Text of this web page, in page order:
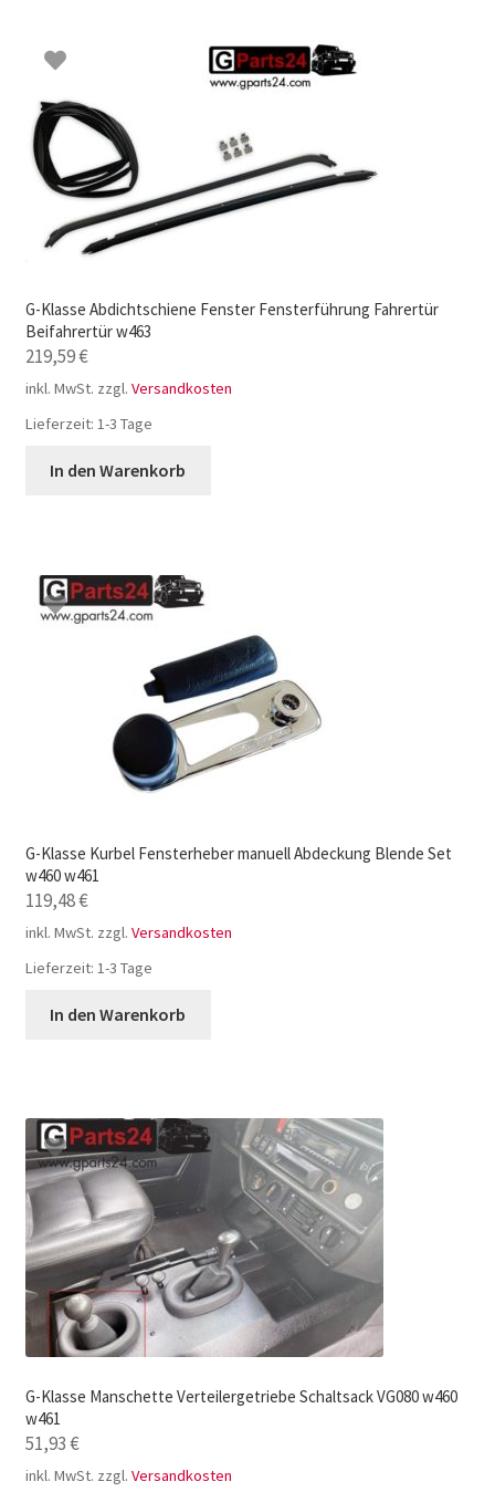
G-Klasse Abdichtschiene Fenster Fensterführung Fahrertür
Beifahrertür w463
219,59€
inkl. MwSt. zzgl. Versandkosten
Lieferzeit: 1-3 Tage
In den Warenkorb
G-Klasse Kurbel Fensterheber manuell Abdeckung Blende Set
w460 w461
119,48€
inkl. MwSt. zzgl. Versandkosten
Lieferzeit: 1-3 Tage
In den Warenkorb
G-Klasse Manschette Verteilergetriebe Schaltsack VG080 w460
w461
51,93€
inkl. MwSt. zzgl. Versandkosten